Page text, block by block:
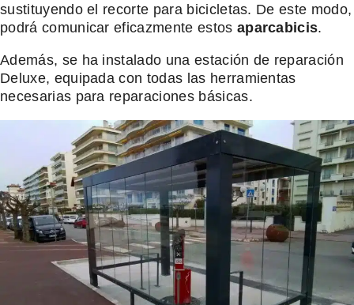
sustituyendo el recorte para bicicletas. De este modo,
podrá comunicar eficazmente estos aparcabicis.
Además, se ha instalado una estación de reparación
Deluxe, equipada con todas las herramientas
necesarias para reparaciones básicas.